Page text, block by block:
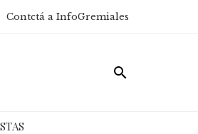
Contctá a InfoGremiales